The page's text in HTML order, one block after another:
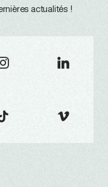
actualités !